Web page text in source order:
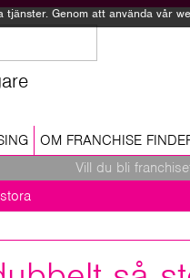
Genom att använda vår
OM FRANCHISE
Vill du bli